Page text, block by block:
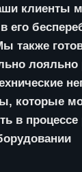
клиенты
его
также
лояльно
которые
в